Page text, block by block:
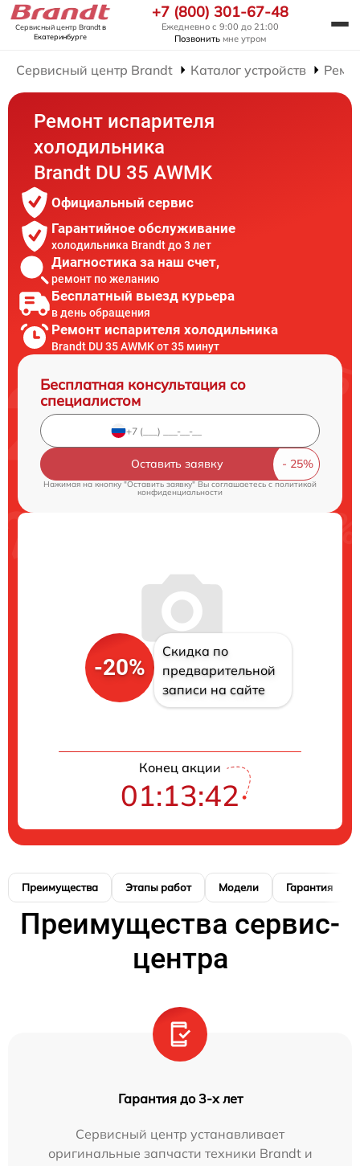
Сервисный центр Brandtв
Екатеринбурге
+7 (800) 301-67-48
Ежедневно с 9:00 до 21:00
Позвонить мне утром
Сервисный центр Brandt Каталог устройств
Ремонт испарителя
холодильника
Brandt DU 35 AWMK
Официальный сервис
Гарантийное обслуживание
холодильника Brandt до 3 лет
Диагностика за наш счет,
ремонт по желанию
Бесплатный выезд курьера
в день обращения
Ремонт испарителя холодильника
Brandt DU 35 AWMK от 35 минут
Бесплатная консультация со
специалистом
Оставить заявку
Нажимая на кнопку "Оставить заявку" Вы соглашаетесь cполитикой
конфиденциальности
-20%
Скидка по
предварительной
записи на сайте
Конец акции
01:13:41
Преимущества Этапы работ Модели Гарантия
Преимущества сервис-
центра
Гарантия до 3-х лет
Сервисный центр устанавливает
оригинальные запчасти техники Brandt и